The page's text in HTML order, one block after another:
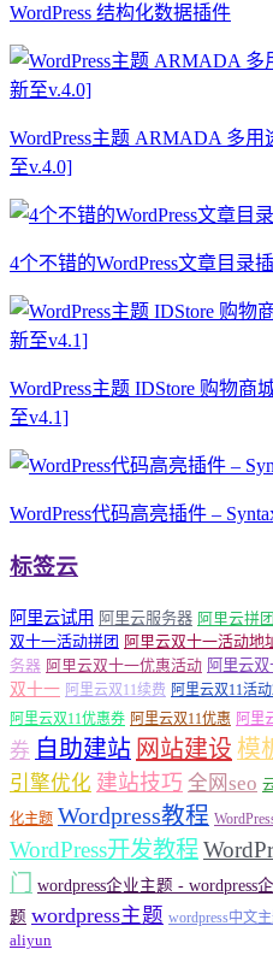
WordPress 结构化数据插件
WordPress主题 ARMADA 多
至v.4.0]
4个不错的WordPress文章目录
WordPress主题 IDStore 购物
至v4.1]
WordPress代码高亮插件 –
标签云
阿里云试用 阿里云服务器 阿里云拼
双十一活动拼团 阿里云双十一活动地
务器 阿里云双十一优惠活动 阿里云
双十一 阿里云双11续费 阿里云双11活
阿里云双11优惠券 阿里云双11优惠 阿里
券 自助建站 网站建设 模
引擎优化 建站技巧 全网seo
化主题 Wordpress教程
WordPress开发教程
门
wordpress企业主题 - wordpress
题 wordpress主题 wordpress中文
aliyun